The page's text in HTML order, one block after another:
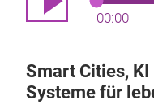
00:00
Smart Cities,
Systeme für